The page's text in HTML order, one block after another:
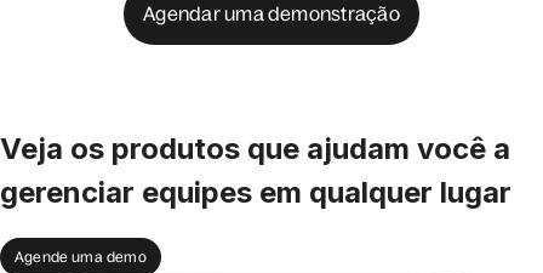
Agendar uma demonstração
Veja os produtos que ajudam você a
gerenciar equipes em qualquer lugar
Agende uma demo